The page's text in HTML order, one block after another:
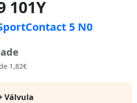
101Y
5 N0
1,82€
Válvula